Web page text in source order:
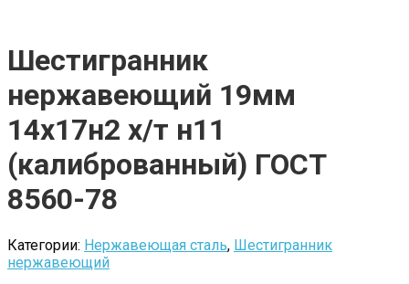
Шестигранник
нержавеющий 19мм
14х17н2 х/т н11
(калиброванный) ГОСТ
8560-78
Категории: Нержавеющая сталь, Шестигранник
нержавеющий